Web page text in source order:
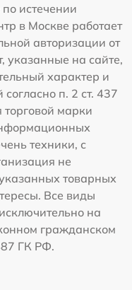
истечении
в Москве работает
авторизации от
указанные на сайте,
характер и
п. 2 ст. 437
марки
техники, с
не
товарных
Все виды
на
гражданском
ГК РФ.